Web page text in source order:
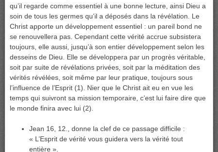
qu’il regarde comme essentiel à une bonne lecture, ainsi Dieu a
soin de tous les germes qu’il a déposés dans la révélation. Le
Christ apporte un développement essentiel : un pareil bond ne
se renouvellera pas. Cependant cette vérité accrue subsistera
toujours, elle aussi, jusqu’à son entier développement selon les
desseins de Dieu. Elle se développera par un progrès véritable,
soit par suite de révélations privées, soit par la méditation des
vérités révélées, soit même par leur pratique, toujours sous
l’influence de l’Esprit (1). Nier que le Christ ait eu en vue les
temps qui suivront sa mission temporaire, c’est lui faire dire que
le monde finira avec lui (2).
Jean 16, 12., donne la clef de ce passage difficile :
« L’Esprit de vérité vous guidera vers la vérité tout
entière ».